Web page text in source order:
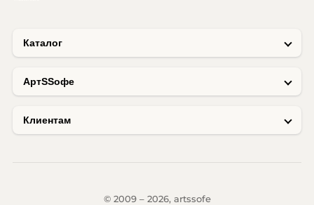
Каталог
AртSSофе
Клиентам
© 2009 – 2026, artssofe